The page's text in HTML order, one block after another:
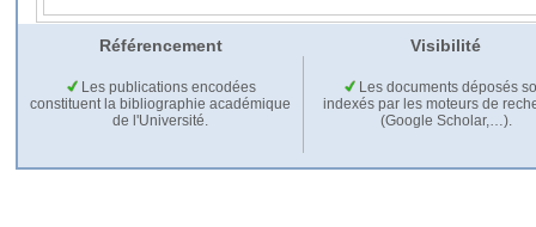
Référencement Visibilité
Les publications encodées
constituent la bibliographie académique
de l'Université.
Les documents déposés
indexés par les moteurs de
(Google Scholar,…).